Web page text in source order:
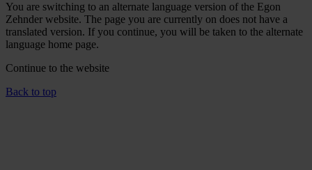
You are switching to an alternate language version of the Egon
Zehnder website. The page you are currently on does not have a
translated version. If you continue, you will be taken to the alternate
language home page.
Continue to the website
Back to top